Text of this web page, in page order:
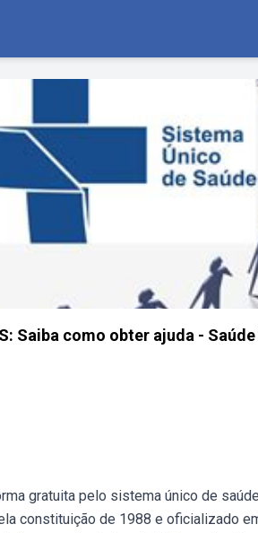
Saiba como obter ajuda -
gratuita pelo sistema único de
constituição de 1988 e oficializado